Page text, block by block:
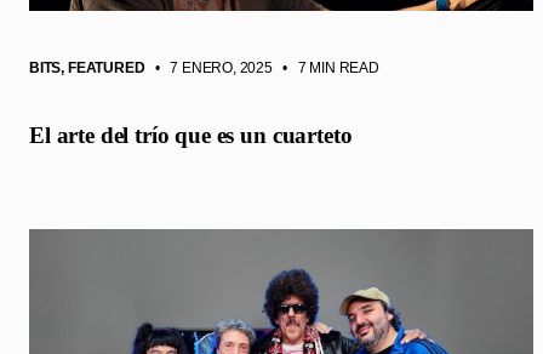
BITS, FEATURED • 7 ENERO, 2025 • 7 MIN READ
El arte del trío que es un cuarteto